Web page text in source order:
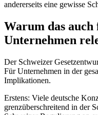
andererseits eine gewisse
Warum das auch
Unternehmen
Der Schweizer
Für Unternehmen in der
Implikationen.
Erstens: Viele deutsche
grenzüberschreitend in der